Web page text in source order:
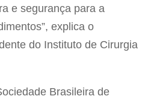
e segurança para a
explica o
do Instituto de Cirurgia
Brasileira de